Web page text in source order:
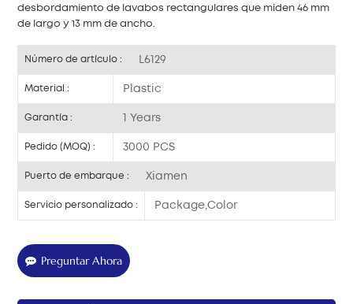
desbordamiento de lavabos rectangulares que miden 46 mm
de largo y 13 mm de ancho.
Número de artículo : L6129
Material : Plastic
Garantía : 1 Years
Pedido (MOQ) : 3000 PCS
Puerto de embarque : Xiamen
Servicio personalizado : Package,Color
Preguntar Ahora